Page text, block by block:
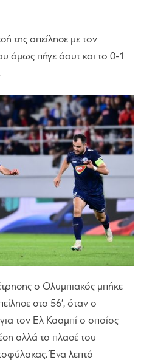
της απείλησε με τον
όμως πήγε άουτ και το 0-1
ο Ολυμπιακός μπήκε
στο 56′, όταν ο
τον Ελ Κααμπί ο οποίος
αλλά το πλασέ του
Ένα λεπτό